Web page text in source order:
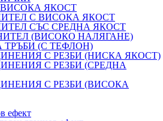
ВИСОКА ЯКОСТ
С ВИСОКА ЯКОСТ
СЪС СРЕДНА ЯКОСТ
(ВИСОКО НАЛЯГАНЕ)
ТРЪБИ (С ТЕФЛОН)
С РЕЗБИ (НИСКА ЯКОСТ)
С РЕЗБИ (СРЕДНА
С РЕЗБИ (ВИСОКА
ефект